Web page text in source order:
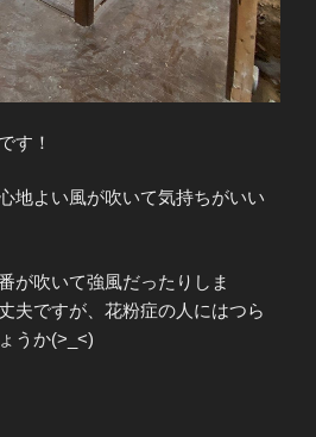
す！
地よい風が吹いて気持ちがいい
が吹いて強風だったりしま
夫ですが、花粉症の人にはつら
うか(>_<)